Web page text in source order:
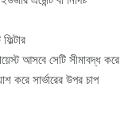
আসবে সেটি সীমাবদ্ধ করে
করে সার্ভারের উপর চাপ